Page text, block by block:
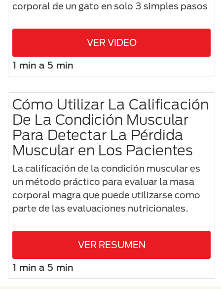
corporal de un gato en solo 3 simples pasos
VER VIDEO
1 min a 5 min
Cómo Utilizar La Calificación
De La Condición Muscular
Para Detectar La Pérdida
Muscular en Los Pacientes
La calificación de la condición muscular es
un método práctico para evaluar la masa
corporal magra que puede utilizarse como
parte de las evaluaciones nutricionales.
VER RESUMEN
1 min a 5 min